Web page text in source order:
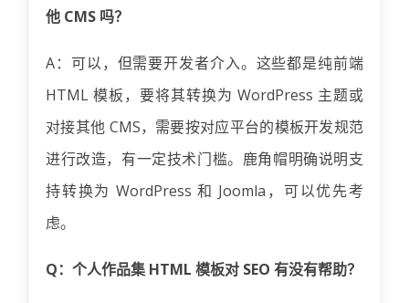
他 CMS 吗？
A：可以，但需要开发者介入。这些都是纯前端
HTML 模板，要将其转换为 WordPress 主题或
对接其他 CMS，需要按对应平台的模板开发规范
进行改造，有一定技术门槛。鹿角帽明确说明支
持转换为 WordPress 和 Joomla，可以优先考
虑。
Q：个人作品集 HTML 模板对 SEO 有没有帮助？